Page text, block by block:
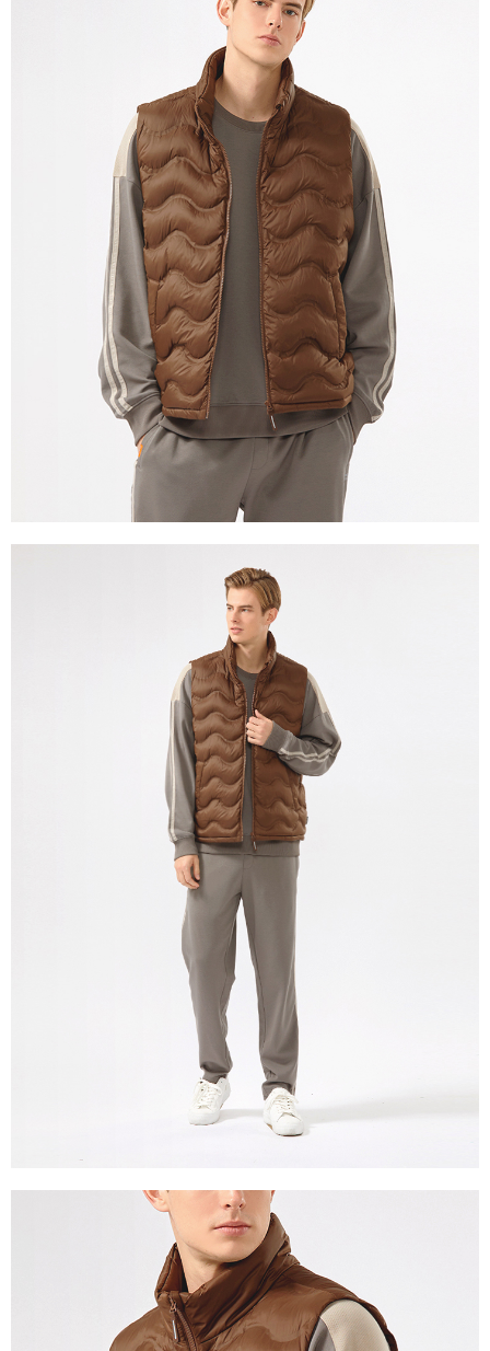
每筆NT$130，滿NT$1,000(含以上)免運費